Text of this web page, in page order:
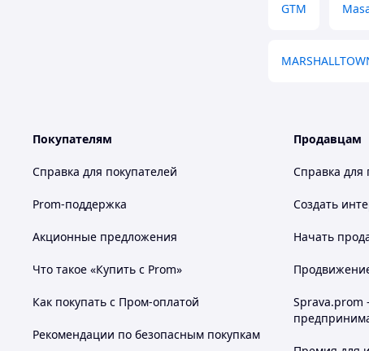
GTM
Покупателям
Справка для покупателей
Prom-поддержка
Акционные предложения
Что такое «Купить с Prom»
Как покупать с Пром-оплатой
Рекомендации по безопасным покупкам
Продавцам
Справка для
Создать
Начать